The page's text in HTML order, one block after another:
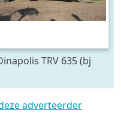
TRV 635 (bj
adverteerder